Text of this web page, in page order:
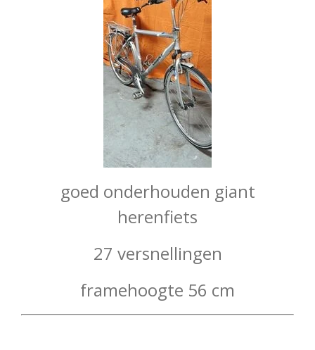
goed onderhouden giant
herenfiets
27 versnellingen
framehoogte 56 cm